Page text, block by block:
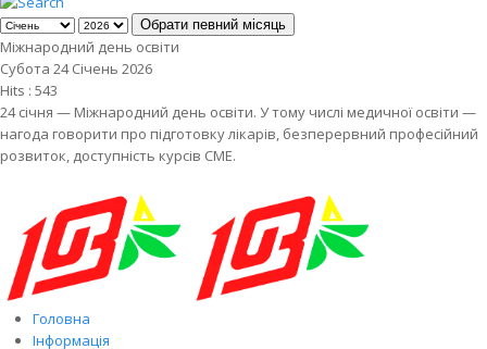
Обрати певний місяць
Міжнародний день освіти
Субота 24 Січень 2026
Hits : 543
24 січня — Міжнародний день освіти. У тому числі медичної освіти —
нагода говорити про підготовку лікарів, безперервний професійний
розвиток, доступність курсів CME.
Головна
Інформація